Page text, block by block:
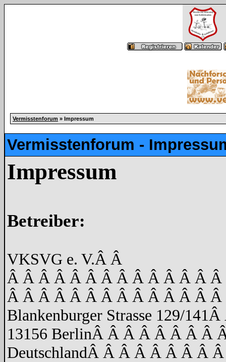
Vermisstenforum » Impressum
Vermisstenforum -
Impressum
Betreiber:
VKSVG e. V.Â Â
Â Â Â Â Â Â Â Â Â Â Â Â Â
Â Â Â Â Â Â Â Â Â Â Â Â Â
Blankenburger Strasse 129/141Â
13156 BerlinÂ Â Â Â Â Â Â Â
DeutschlandÂ Â Â Â Â Â Â Â